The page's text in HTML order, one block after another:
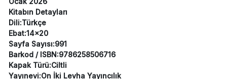
Kitabın Detayları
Dili:Türkçe
Ebat:14x20
Sayfa Sayısı:991
Barkod / ISBN:9786258506716
Kapak Türü:Ciltli
Yayınevi:On İki Levha Yayıncılık